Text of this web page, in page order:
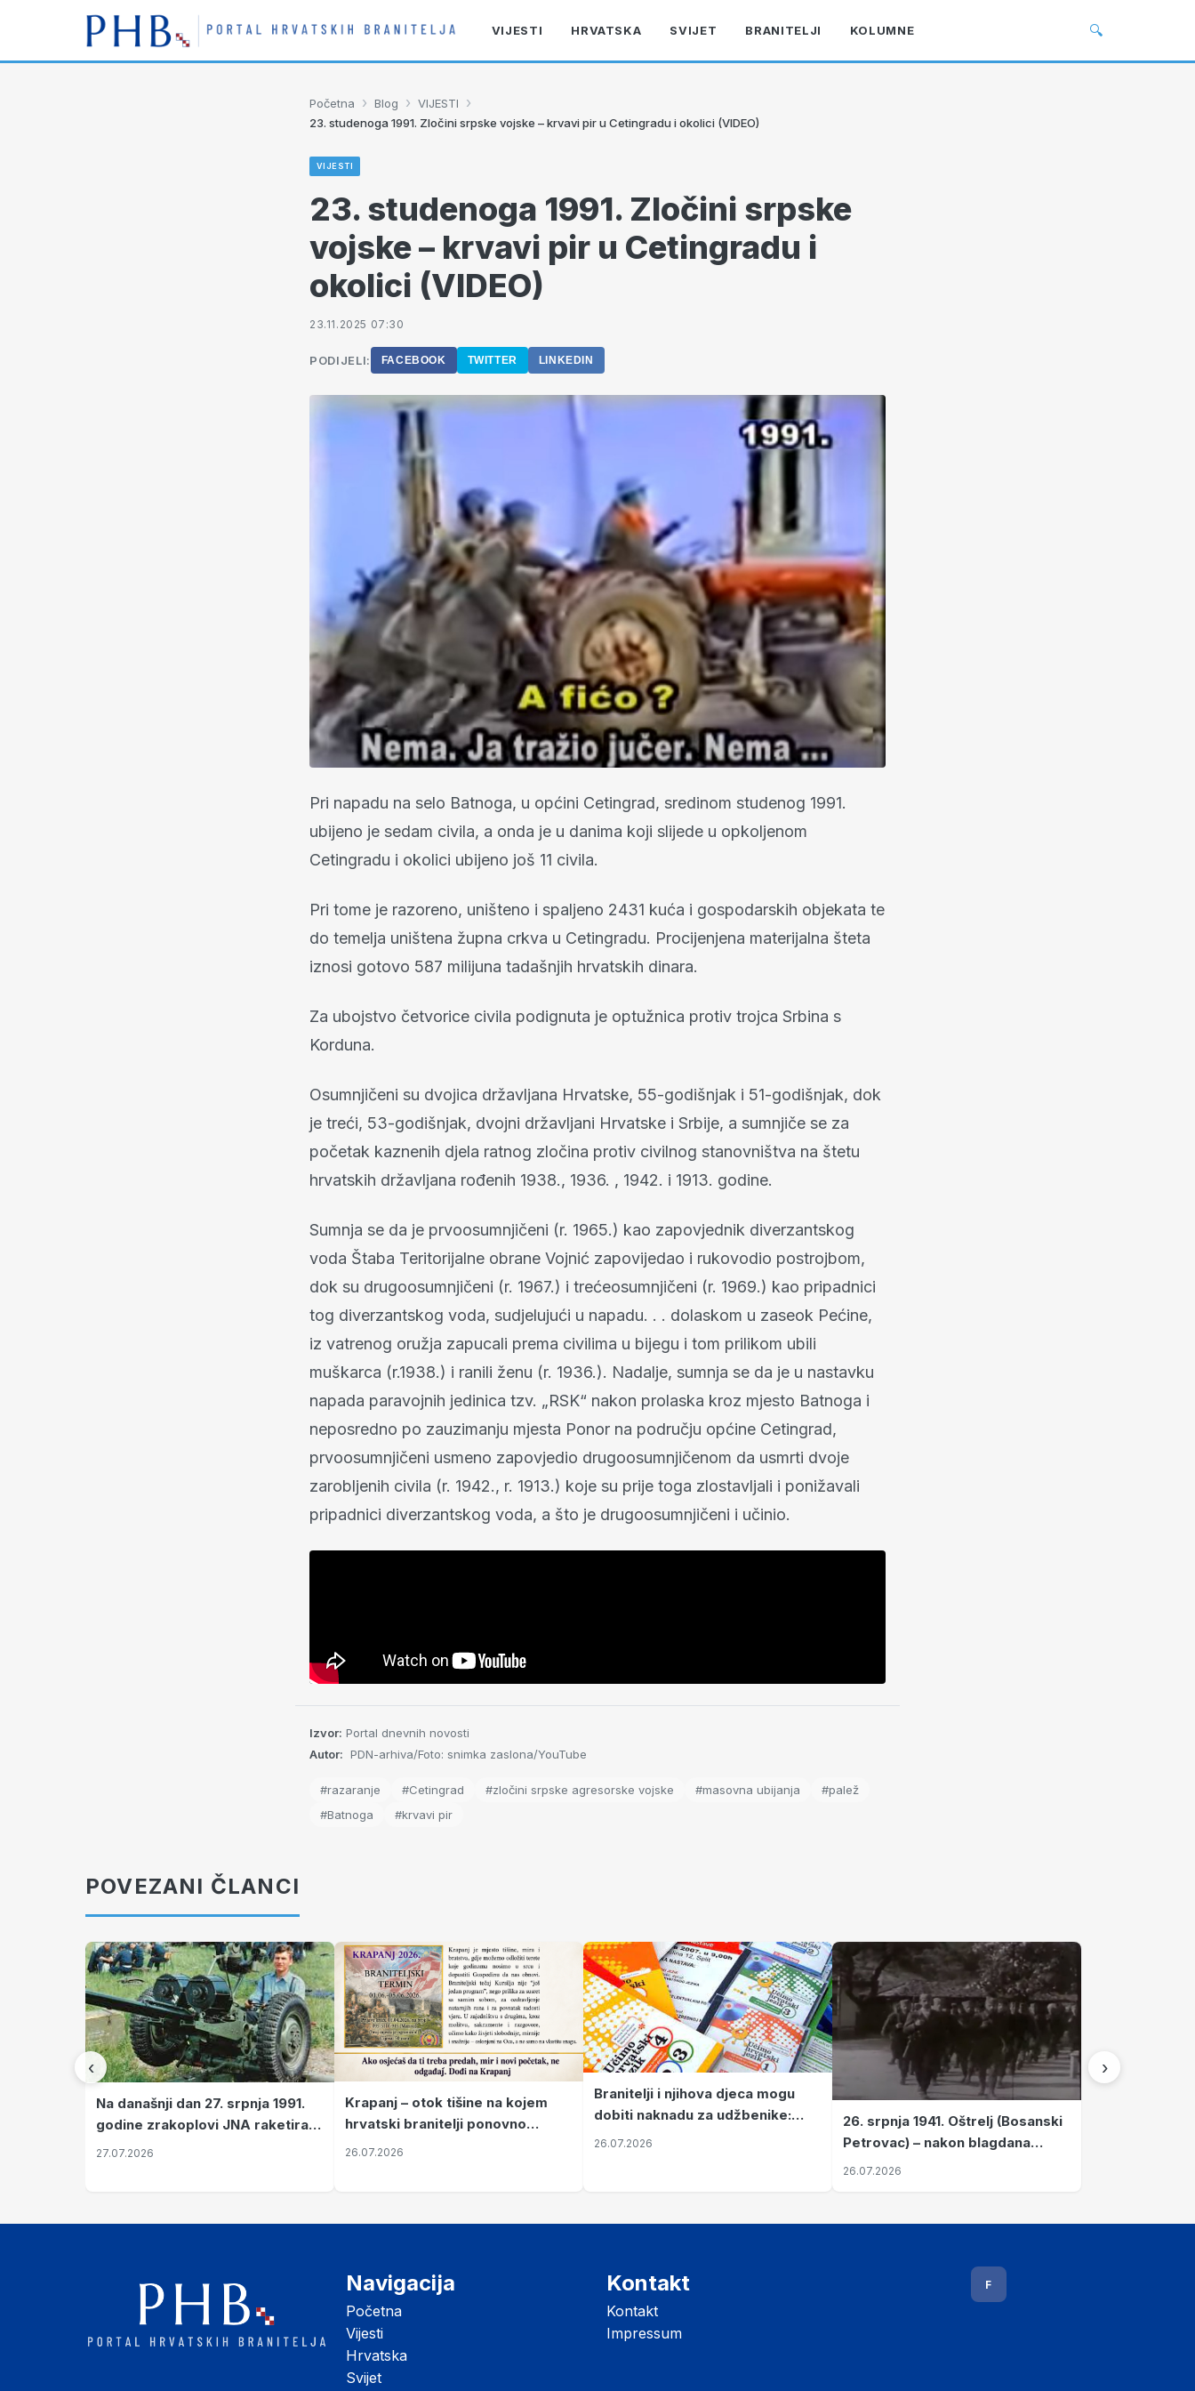
VIJESTI HRVATSKA SVIJET BRANITELJI KOLUMNE 🔍
Početna › Blog › VIJESTI ›
23. studenoga 1991. Zločini srpske vojske – krvavi pir u Cetingradu i okolici (VIDEO)
VIJESTI
23. studenoga 1991. Zločini srpske
vojske – krvavi pir u Cetingradu i
okolici (VIDEO)
23.11.2025 07:30
PODIJELI: FACEBOOK TWITTER LINKEDIN
Pri napadu na selo Batnoga, u općini Cetingrad, sredinom studenog 1991.
ubijeno je sedam civila, a onda je u danima koji slijede u opkoljenom
Cetingradu i okolici ubijeno još 11 civila.
Pri tome je razoreno, uništeno i spaljeno 2431 kuća i gospodarskih objekata te
do temelja uništena župna crkva u Cetingradu. Procijenjena materijalna šteta
iznosi gotovo 587 milijuna tadašnjih hrvatskih dinara.
Za ubojstvo četvorice civila podignuta je optužnica protiv trojca Srbina s
Korduna.
Osumnjičeni su dvojica državljana Hrvatske, 55-godišnjak i 51-godišnjak, dok
je treći, 53-godišnjak, dvojni državljani Hrvatske i Srbije, a sumnjiče se za
početak kaznenih djela ratnog zločina protiv civilnog stanovništva na štetu
hrvatskih državljana rođenih 1938., 1936. , 1942. i 1913. godine.
Sumnja se da je prvoosumnjičeni (r. 1965.) kao zapovjednik diverzantskog
voda Štaba Teritorijalne obrane Vojnić zapovijedao i rukovodio postrojbom,
dok su drugoosumnjičeni (r. 1967.) i trećeosumnjičeni (r. 1969.) kao pripadnici
tog diverzantskog voda, sudjelujući u napadu. . . dolaskom u zaseok Pećine,
iz vatrenog oružja zapucali prema civilima u bijegu i tom prilikom ubili
muškarca (r.1938.) i ranili ženu (r. 1936.). Nadalje, sumnja se da je u nastavku
napada paravojnih jedinica tzv. „RSK“ nakon prolaska kroz mjesto Batnoga i
neposredno po zauzimanju mjesta Ponor na području općine Cetingrad,
prvoosumnjičeni usmeno zapovjedio drugoosumnjičenom da usmrti dvoje
zarobljenih civila (r. 1942., r. 1913.) koje su prije toga zlostavljali i ponižavali
pripadnici diverzantskog voda, a što je drugoosumnjičeni i učinio.
Izvor: Portal dnevnih novosti
Autor: PDN-arhiva/Foto: snimka zaslona/YouTube
#razaranje #Cetingrad #zločini srpske agresorske vojske #masovna ubijanja
#palež
#Batnoga
#krvavi pir
POVEZANI ČLANCI
‹
Na današnji dan 27. srpnja 1991.
godine zrakoplovi JNA raketirali
su vojarnu i obučni centar "Nikola
27.07.2026
Krapanj – otok tišine na kojem
hrvatski branitelji ponovno
pronalaze mir
26.07.2026
Branitelji i njihova djeca mogu
dobiti naknadu za udžbenike:
zahtjevi se podnose do 31.
26.07.2026
26. srpnja 1941. Oštrelj (Bosanski
Petrovac) – nakon blagdana
Svete Ane izvršen napad srpskih
26.07.2026
›
Navigacija
Početna
Vijesti
Hrvatska
Svijet
Kontakt
Kontakt
Impressum
F